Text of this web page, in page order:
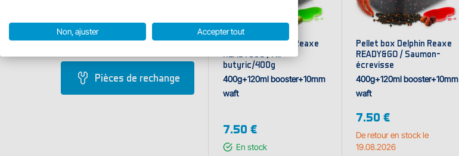
Pièces de rechange
Pellet box Delphin Reaxe
butyric/400g
400g+120ml booster+10mm
waft
7.50 €
En stock
Pellet box Delphin Reaxe
READY&GO / Saumon-
écrevisse
400g+120ml booster+10mm
waft
7.50 €
De retour en stock le
19.08.2026
Non, ajuster Accepter tout